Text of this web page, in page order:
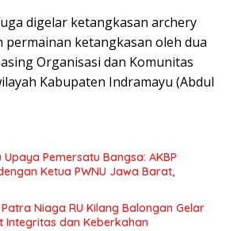
digelar ketangkasan archery
permainan ketangkasan oleh dua
Organisasi dan Komunitas
Kabupaten Indramayu (Abdul
Pemersatu Bangsa: AKBP
Ketua PWNU Jawa Barat,
Niaga RU Kilang Balongan Gelar
Integritas dan Keberkahan